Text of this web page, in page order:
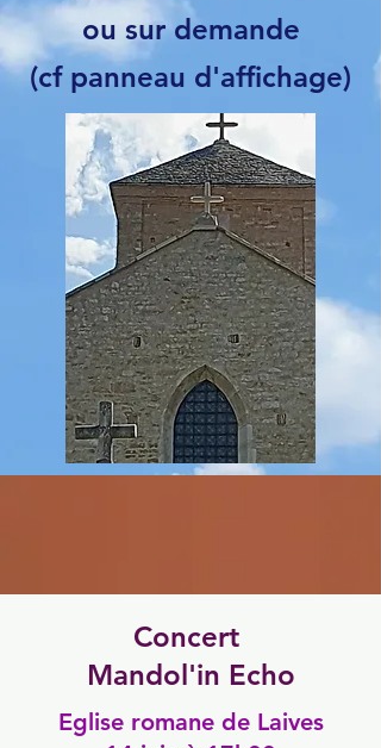
ou sur demande
(cf panneau d'affichage)
Concert
Mandol'in Echo
Eglise romane de Laives